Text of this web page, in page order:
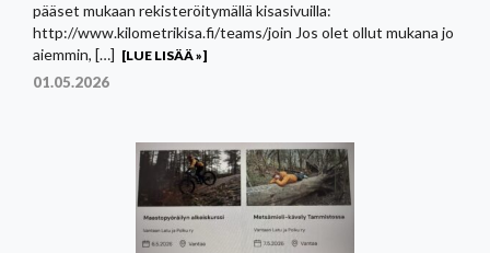
pääset mukaan rekisteröitymällä kisasivuilla:
http://www.kilometrikisa.fi/teams/join Jos olet ollut mukana jo
aiemmin, […] [LUE LISÄÄ »]
01.05.2026